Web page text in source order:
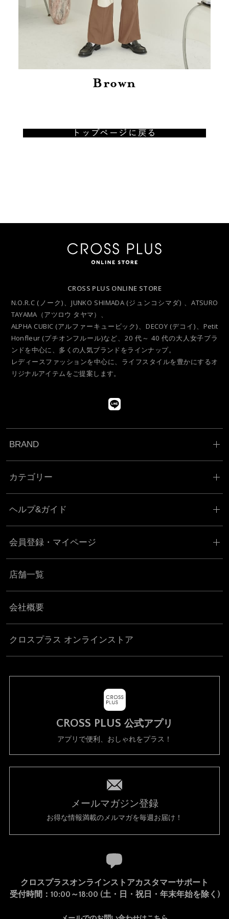
Brown
トップページに戻る
CROSS PLUS ONLINE STORE
N.O.R.C (ノーク)、JUNKO SHIMADA (ジュンコシマダ) 、ATSURO
TAYAMA（アツロウ タヤマ）、
ALPHA CUBIC (アルファーキュービック)、DECOY (デコイ)、Petit
Honfleur (プチオンフルール)など、 20 代～ 40 代の大人女子ブラ
ンドを中心に、多くの人気ブランドをラインナップ。
レディースファッションを中心に、ライフスタイルを豊かにするオ
リジナルアイテムをご提案します。
BRAND
カテゴリー
ヘルプ&ガイド
会員登録・マイページ
店舗一覧
会社概要
クロスプラス オンラインストア
CROSS PLUS 公式アプリ
アプリで便利、おしゃれをプラス！
メールマガジン登録
お得な情報満載のメルマガを毎週お届け！
クロスプラスオンラインストアカスタマーサポート
受付時間：10:00～18:00 (土・日・祝日・年末年始を除く)